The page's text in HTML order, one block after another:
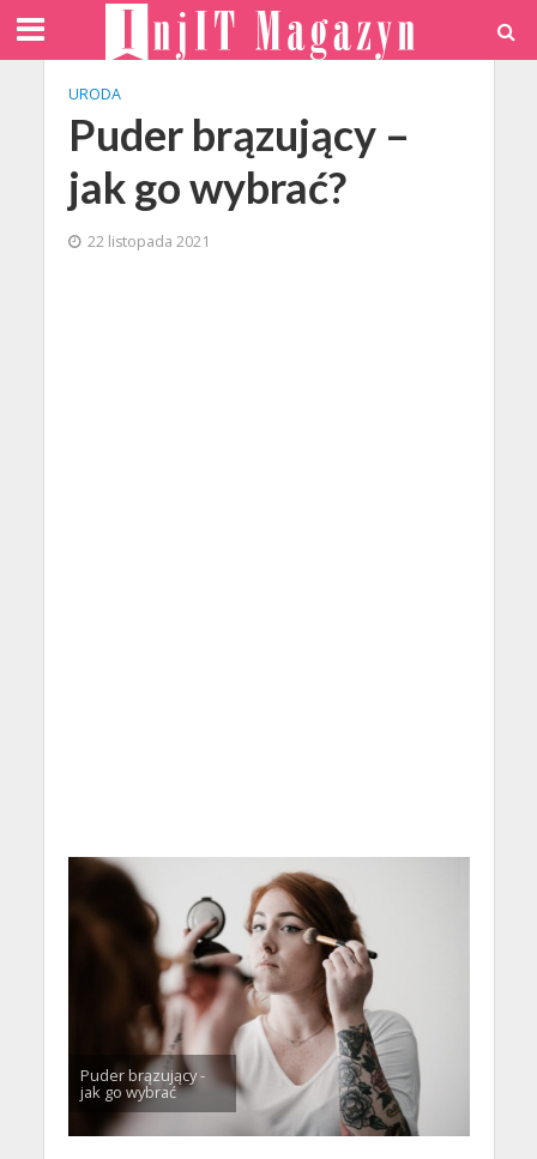
URODA
Puder brązujący –
jak go wybrać?
22 listopada 2021
Puder brązujący -
jak go wybrać